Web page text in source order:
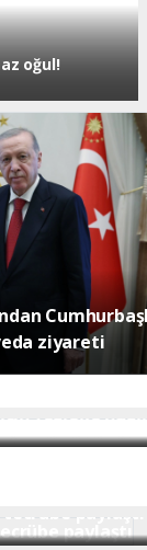
hazırlandı!
paylaştı